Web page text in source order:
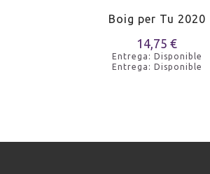
Boig per Tu 2020
14,75 €
Entrega: Disponible
Entrega: Disponible